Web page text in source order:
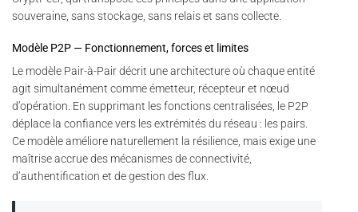
souveraine, sans stockage, sans relais et sans collecte.
Modèle P2P — Fonctionnement, forces et limites
Le modèle Pair-à-Pair décrit une architecture où chaque entité
agit simultanément comme émetteur, récepteur et nœud
d’opération. En supprimant les fonctions centralisées, le P2P
déplace la confiance vers les extrémités du réseau : les pairs.
Ce modèle améliore naturellement la résilience, mais exige une
maîtrise accrue des mécanismes de connectivité,
d’authentification et de gestion des flux.